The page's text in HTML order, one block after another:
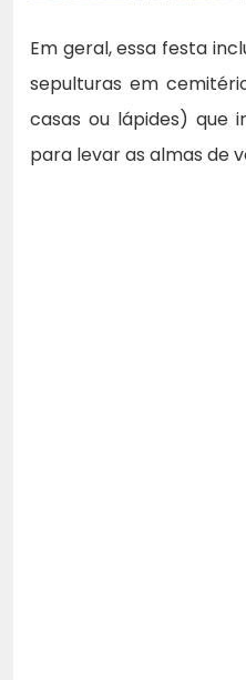
Em geral, essa festa
sepulturas em
casas ou lápides) que
para levar as almas de